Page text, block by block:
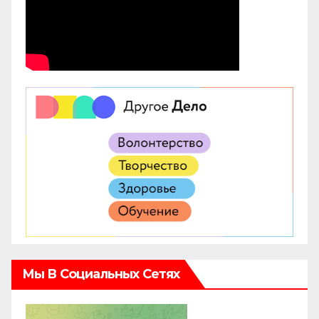
Мы В Социальных Сетях